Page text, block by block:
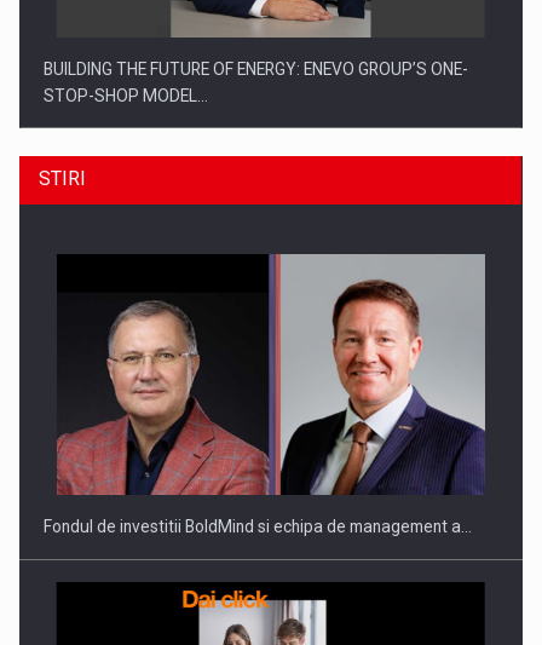
BUILDING THE FUTURE OF ENERGY: ENEVO GROUP’S ONE-
STOP-SHOP MODEL…
ROOTED IN ROMANIA, BUILT TO DELIVER TECHNOLOGY FOR
THE…
STIRI
Fondul de investitii BoldMind si echipa de management a…